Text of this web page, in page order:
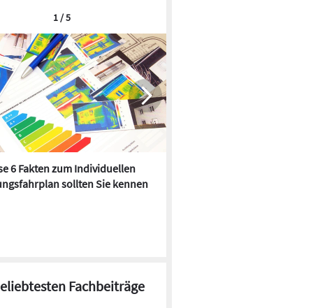
6 Fakten zum Individuellen
sollten Sie kennen
1 / 5
Fachbeiträge